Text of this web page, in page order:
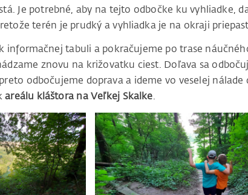
Je potrebné, aby na tejto odbočke ku vyhliadke,
terén je prudký a vyhliadka je na okraji
informačnej tabuli a pokračujeme po trase
znovu na križovatku ciest. Doľava sa
odbočujeme doprava a ideme vo veselej nálade
areálu kláštora na Veľkej Skalke